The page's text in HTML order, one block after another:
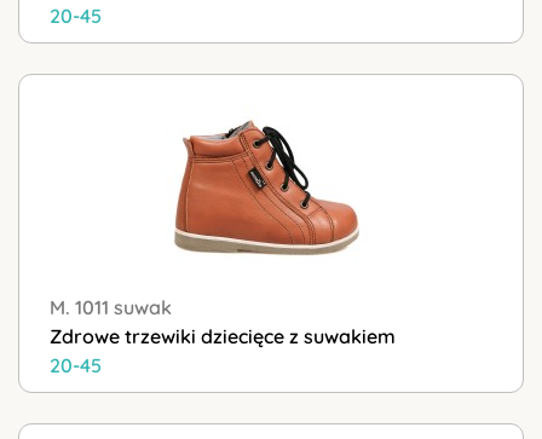
20-45
M. 1011 suwak
Zdrowe trzewiki dziecięce z suwakiem
20-45